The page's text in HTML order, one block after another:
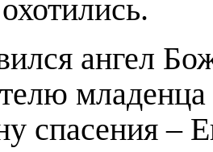
ангел
спасения –